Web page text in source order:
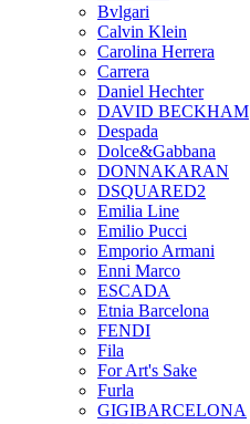
Bvlgari
Calvin Klein
Carolina Herrera
Carrera
Daniel Hechter
DAVID BECKHAM
Despada
Dolce&Gabbana
DONNAKARAN
DSQUARED2
Emilia Line
Emilio Pucci
Emporio Armani
Enni Marco
ESCADA
Etnia Barcelona
FENDI
Fila
For Art's Sake
Furla
GIGIBARCELONA